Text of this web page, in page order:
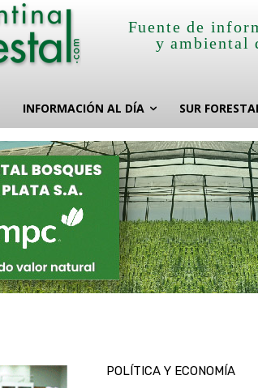
Fuente de
y ambiental
INFORMACIÓN AL DÍA SUR
POLÍTICA Y ECONOMÍA